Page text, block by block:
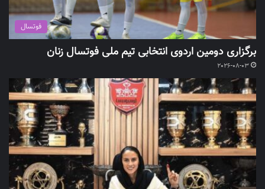
فوتسال
برگزاری دومین اردوی انتخابی تیم ملی فوتسال زنان
2026-08-03